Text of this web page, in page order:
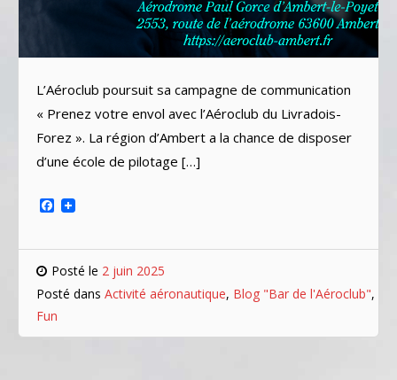
L’Aéroclub poursuit sa campagne de communication
« Prenez votre envol avec l’Aéroclub du Livradois-
Forez ». La région d’Ambert a la chance de disposer
d’une école de pilotage […]
Facebook
Posté le 2 juin 2025
Posté dans Activité aéronautique, Blog "Bar de l'Aéroclub",
Fun